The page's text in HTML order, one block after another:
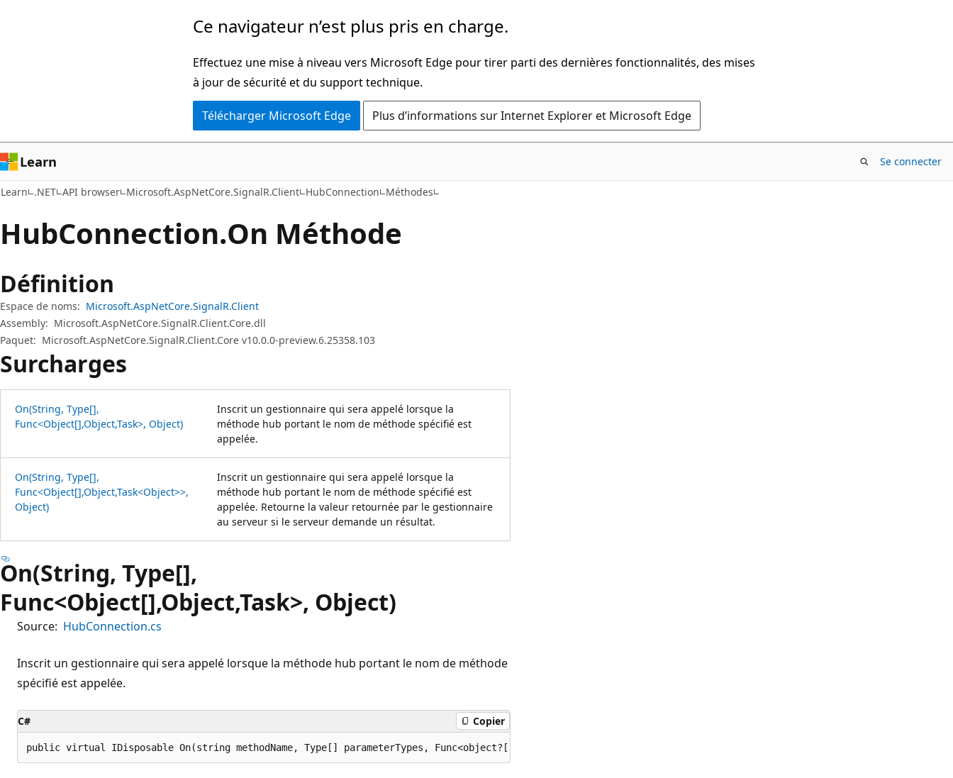
page
Ce navigateur n’est plus pris en charge.
Effectuez une mise à niveau vers Microsoft Edge pour tirer parti des dernières fonctionnalités, des mises
à jour de sécurité et du support technique.
Télécharger Microsoft Edge Plus d’informations sur Internet Explorer et Microsoft Edge
Learn Se connecter
Learn .NET API browser Microsoft.AspNetCore.SignalR.Client HubConnection Méthodes
HubConnection.On Méthode
Définition
Espace de noms: Microsoft.AspNetCore.SignalR.Client
Assembly: Microsoft.AspNetCore.SignalR.Client.Core.dll
Paquet: Microsoft.AspNetCore.SignalR.Client.Core v10.0.0-preview.6.25358.103
Surcharges
On(String, Type[],
Func<Object[],Object,Task>, Object)
Inscrit un gestionnaire qui sera appelé lorsque la
méthode hub portant le nom de méthode spécifié est
appelée.
On(String, Type[],
Func<Object[],Object,Task<Object>>,
Object)
Inscrit un gestionnaire qui sera appelé lorsque la
méthode hub portant le nom de méthode spécifié est
appelée. Retourne la valeur retournée par le gestionnaire
au serveur si le serveur demande un résultat.
On(String, Type[],
Func<Object[],Object,Task>, Object)
Source: HubConnection.cs
Inscrit un gestionnaire qui sera appelé lorsque la méthode hub portant le nom de méthode
spécifié est appelée.
C# Copier
public virtual IDisposable On(string methodName, Type[] parameterTypes, Func<object?[],object,System.Threading.Tasks.Task> handler, object state);